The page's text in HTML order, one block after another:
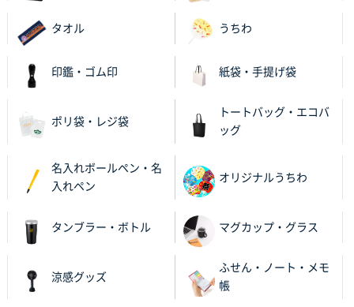
2025年11月25日 16:41
前回同様、安心できるから
uni ジェットストリーム 05
2025年11月21日 16:39
何度か注文していて、満足していたから
神奈川県のお客様
のし文言が変更できたのと価格。
タオル うちわ
印鑑・ゴム印 紙袋・手提げ袋
ポリ袋・レジ袋
トートバッグ・エコバ
ッグ
名入れボールペン・名
入れペン
オリジナルうちわ
タンブラー・ボトル マグカップ・グラス
涼感グッズ
ふせん・ノート・メモ
帳